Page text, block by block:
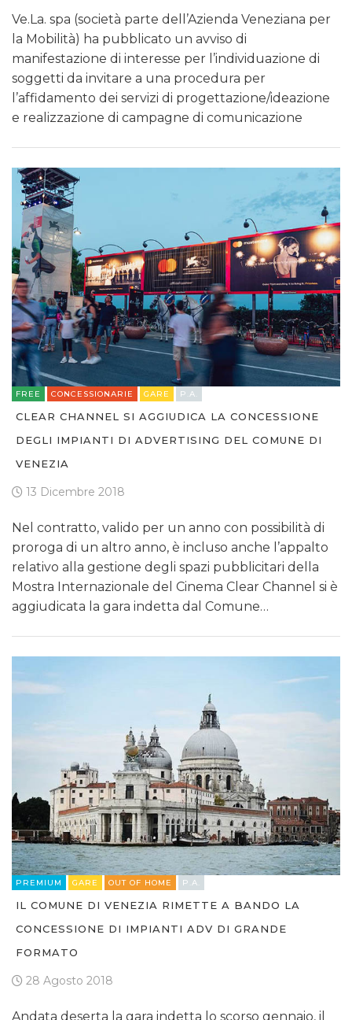
Ve.La. spa (società parte dell’Azienda Veneziana per
la Mobilità) ha pubblicato un avviso di
manifestazione di interesse per l’individuazione di
soggetti da invitare a una procedura per
l’affidamento dei servizi di progettazione/ideazione
e realizzazione di campagne di comunicazione
FREE CONCESSIONARIE GARE P.A.
CLEAR CHANNEL SI AGGIUDICA LA CONCESSIONE
DEGLI IMPIANTI DI ADVERTISING DEL COMUNE DI
VENEZIA
13 Dicembre 2018
Nel contratto, valido per un anno con possibilità di
proroga di un altro anno, è incluso anche l’appalto
relativo alla gestione degli spazi pubblicitari della
Mostra Internazionale del Cinema Clear Channel si è
aggiudicata la gara indetta dal Comune…
PREMIUM GARE OUT OF HOME P.A.
IL COMUNE DI VENEZIA RIMETTE A BANDO LA
CONCESSIONE DI IMPIANTI ADV DI GRANDE
FORMATO
28 Agosto 2018
Andata deserta la gara indetta lo scorso gennaio, il